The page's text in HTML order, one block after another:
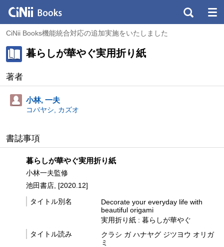
CiNii Books機能統合対応の追加実施をいたしました
暮らしが華やぐ実用折り紙
著者
小林, 一夫
コバヤシ, カズオ
書誌事項
暮らしが華やぐ実用折り紙
小林一夫監修
池田書店, [2020.12]
タイトル別名
Decorate your everyday life with
beautiful origami
実用折り紙 : 暮らしが華やぐ
タイトル読み
クラシ ガ ハナヤグ ジツヨウ オリガ
ミ